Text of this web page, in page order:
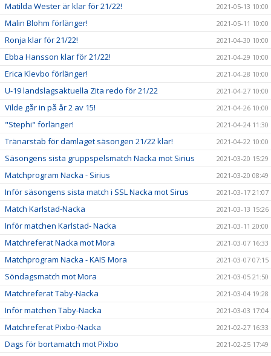
Matilda Wester är klar för 21/22! 2021-05-13 10:00
Malin Blohm förlänger! 2021-05-11 10:00
Ronja klar för 21/22! 2021-04-30 10:00
Ebba Hansson klar för 21/22! 2021-04-29 10:00
Erica Klevbo förlänger! 2021-04-28 10:00
U-19 landslagsaktuella Zita redo för 21/22 2021-04-27 10:00
Vilde går in på år 2 av 15! 2021-04-26 10:00
"Stephi" förlänger! 2021-04-24 11:30
Tränarstab för damlaget säsongen 21/22 klar! 2021-04-22 10:00
Säsongens sista gruppspelsmatch Nacka mot Sirius 2021-03-20 15:29
Matchprogram Nacka - Sirius 2021-03-20 08:49
Inför säsongens sista match i SSL Nacka mot Sirus 2021-03-17 21:07
Match Karlstad-Nacka 2021-03-13 15:26
Inför matchen Karlstad- Nacka 2021-03-11 20:00
Matchreferat Nacka mot Mora 2021-03-07 16:33
Matchprogram Nacka - KAIS Mora 2021-03-07 07:15
Söndagsmatch mot Mora 2021-03-05 21:50
Matchreferat Täby-Nacka 2021-03-04 19:28
Inför matchen Täby-Nacka 2021-03-03 17:04
Matchreferat Pixbo-Nacka 2021-02-27 16:33
Dags för bortamatch mot Pixbo 2021-02-25 17:49